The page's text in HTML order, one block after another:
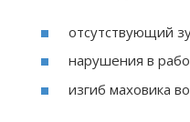
отсутствующий
нарушения в
изгиб маховика